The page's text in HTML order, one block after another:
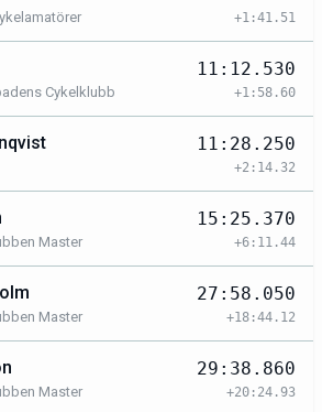
+1:41.51
Cykelklubb
11:12.530
+1:58.60
11:28.250
+2:14.32
Master
15:25.370
+6:11.44
Master
27:58.050
+18:44.12
Master
29:38.860
+20:24.93